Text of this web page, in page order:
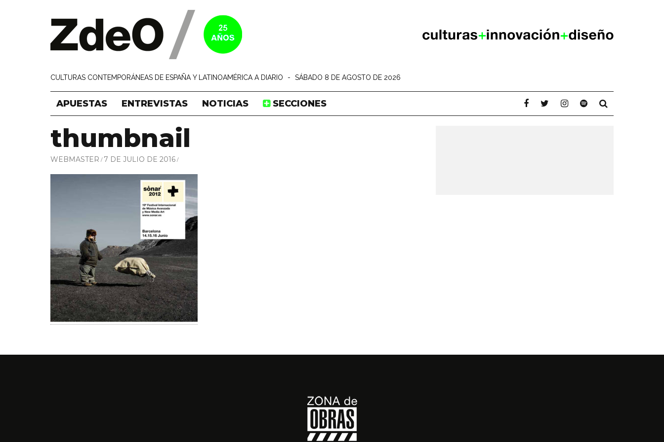
CULTURAS CONTEMPORÁNEAS DE ESPAÑA Y LATINOAMÉRICA A DIARIO - SÁBADO 8 DE AGOSTO DE 2026
APUESTAS ENTREVISTAS NOTICIAS SECCIONES
thumbnail
WEBMASTER 7 DE JULIO DE 2016